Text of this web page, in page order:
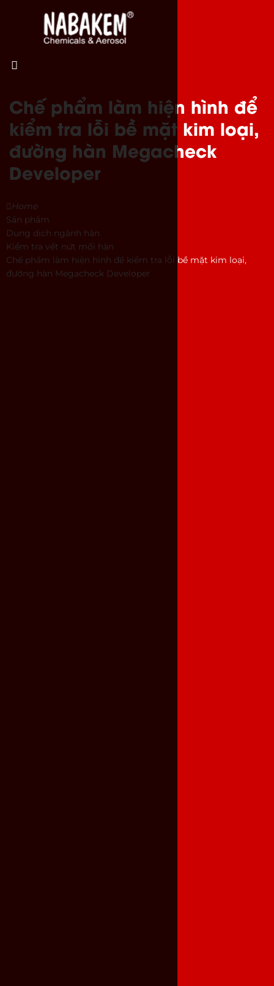
Chế phẩm làm hiện hình để
kiểm tra lỗi bề mặt kim loại,
đường hàn Megacheck
Developer
Home
Sản phẩm
Dung dịch ngành hàn
Kiểm tra vết nứt mối hàn
Chế phẩm làm hiện hình để kiểm tra lỗi bề mặt kim loại,
đường hàn Megacheck Developer